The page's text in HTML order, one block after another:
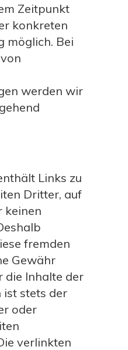
Zeitpunkt
konkreten
möglich. Bei
werden wir
Links zu
Dritter, auf
keinen
fremden
Gewähr
die Inhalte der
ist stets der
oder
verlinkten